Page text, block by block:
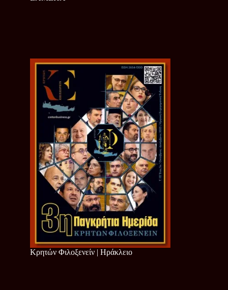
Κρητών Φιλοξενείν | Ηράκλειο